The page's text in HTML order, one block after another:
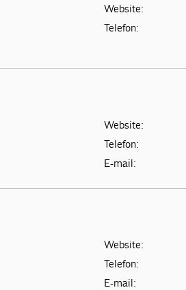
Website:
Telefon:
Website:
Telefon:
E-mail:
Website:
Telefon:
E-mail: